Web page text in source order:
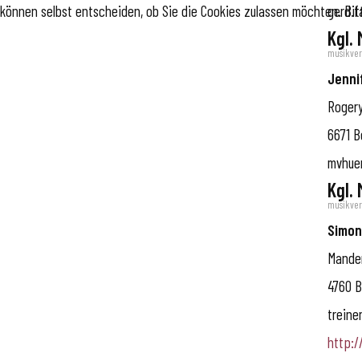
Kgl.
6671
Kgl.
4760
können selbst entscheiden, ob Sie die Cookies zulassen möchten.